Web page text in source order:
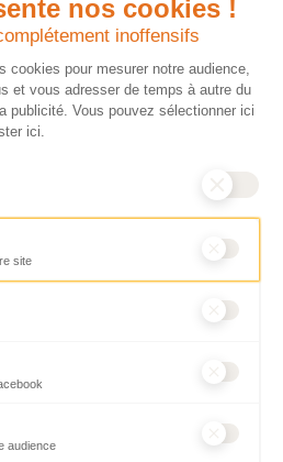
nos cookies !
inoffensifs
pour mesurer notre audience,
et vous adresser de temps à autre du
publicité. Vous pouvez sélectionner ici
ici.
site
à Google Analytics) collectant des
audience
Vos dons sont
déductibles à 75 % de
vos impôts. Depuis
plus de 15 ans, CARE
France est une